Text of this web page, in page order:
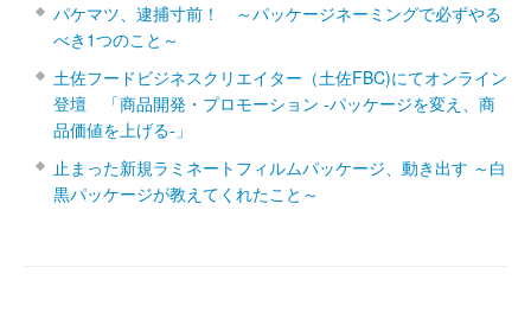
パケマツ、逮捕寸前！ ～パッケージネーミングで必ずやる
べき1つのこと～
土佐フードビジネスクリエイター（土佐FBC)にてオンライン
登壇 「商品開発・プロモーション ‐パッケージを変え、商
品価値を上げる‐」
止まった新規ラミネートフィルムパッケージ、動き出す ～白
黒パッケージが教えてくれたこと～